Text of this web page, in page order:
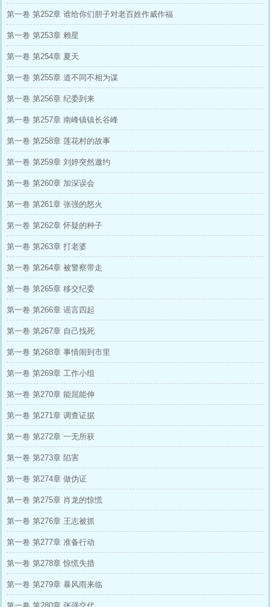
第一卷 第252章 谁给你们胆子对老百姓作威作福
第一卷 第253章 赖星
第一卷 第254章 夏天
第一卷 第255章 道不同不相为谋
第一卷 第256章 纪委到来
第一卷 第257章 南峰镇镇长谷峰
第一卷 第258章 莲花村的故事
第一卷 第259章 刘婷突然邀约
第一卷 第260章 加深误会
第一卷 第261章 张强的怒火
第一卷 第262章 怀疑的种子
第一卷 第263章 打老婆
第一卷 第264章 被警察带走
第一卷 第265章 移交纪委
第一卷 第266章 谣言四起
第一卷 第267章 自己找死
第一卷 第268章 事情闹到市里
第一卷 第269章 工作小组
第一卷 第270章 能屈能伸
第一卷 第271章 调查证据
第一卷 第272章 一无所获
第一卷 第273章 陷害
第一卷 第274章 做伪证
第一卷 第275章 肖龙的惊慌
第一卷 第276章 王志被抓
第一卷 第277章 准备行动
第一卷 第278章 惊慌失措
第一卷 第279章 暴风雨来临